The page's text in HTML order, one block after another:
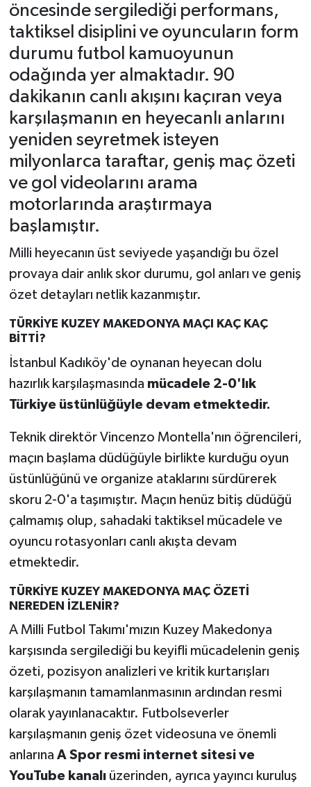
öncesinde sergilediği performans,
taktiksel disiplini ve oyuncuların form
durumu futbol kamuoyunun
odağında yer almaktadır. 90
dakikanın canlı akışını kaçıran veya
karşılaşmanın en heyecanlı anlarını
yeniden seyretmek isteyen
milyonlarca taraftar, geniş maç özeti
ve gol videolarını arama
motorlarında araştırmaya
başlamıştır.
Milli heyecanın üst seviyede yaşandığı bu özel
provaya dair anlık skor durumu, gol anları ve geniş
özet detayları netlik kazanmıştır.
TÜRKİYE KUZEY MAKEDONYA MAÇI KAÇ KAÇ
BİTTİ?
İstanbul Kadıköy'de oynanan heyecan dolu
hazırlık karşılaşmasında mücadele 2-0'lık
Türkiye üstünlüğüyle devam etmektedir.
Teknik direktör Vincenzo Montella'nın öğrencileri,
maçın başlama düdüğüyle birlikte kurduğu oyun
üstünlüğünü ve organize ataklarını sürdürerek
skoru 2-0'a taşımıştır. Maçın henüz bitiş düdüğü
çalmamış olup, sahadaki taktiksel mücadele ve
oyuncu rotasyonları canlı akışta devam
etmektedir.
TÜRKİYE KUZEY MAKEDONYA MAÇ ÖZETİ
NEREDEN İZLENİR?
A Milli Futbol Takımı'mızın Kuzey Makedonya
karşısında sergilediği bu keyifli mücadelenin geniş
özeti, pozisyon analizleri ve kritik kurtarışları
karşılaşmanın tamamlanmasının ardından resmi
olarak yayınlanacaktır. Futbolseverler
karşılaşmanın geniş özet videosuna ve önemli
anlarına A Spor resmi internet sitesi ve
YouTube kanalıüzerinden, ayrıca yayıncı kuruluş
Türkiye
Yerel
İletişim
Künye